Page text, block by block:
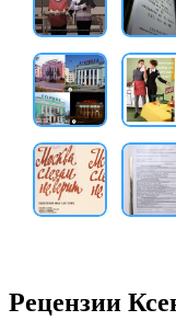
Рецензии